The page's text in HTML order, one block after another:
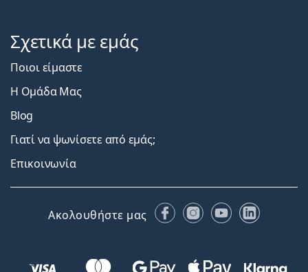
Σχετικά με εμάς
Ποιοι είμαστε
Η Ομάδα Μας
Blog
Γιατί να ψωνίσετε από εμάς;
Επικοινωνία
Ακολουθήστε μας FacebookInstagram
YouTubeLinkedIn